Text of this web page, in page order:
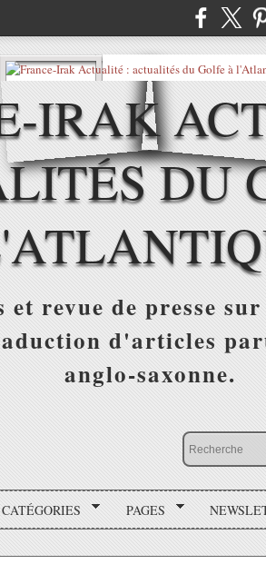
IRAK
DU
revue de presse
d'articles
anglo-saxonne.
CATÉGORIES PAGES